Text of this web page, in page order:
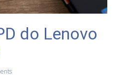
do Lenovo